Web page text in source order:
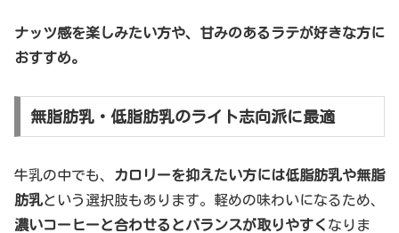
ナッツ感を楽しみたい方や、甘みのあるラテが好きな方に
おすすめ。
無脂肪乳・低脂肪乳のライト志向派に最適
牛乳の中でも、
カロリーを抑えたい方には低脂肪乳や無脂
肪乳という選択肢もあります。軽めの味わいになるため、
濃いコーヒーと合わせるとバランスが取りやすく なりま